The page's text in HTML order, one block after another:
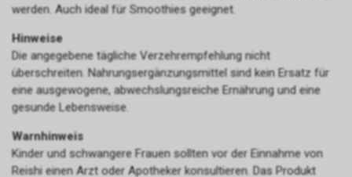
werden. Auch ideal für Smoothies geeignet.
Hinweise
Die angegebene tägliche Verzehrempfehlung nicht
überschreiten. Nahrungsergänzungsmittel sind kein Ersatz für
eine ausgewogene, abwechslungsreiche Ernährung und eine
gesunde Lebensweise.
Warnhinweis
Kinder und schwangere Frauen sollten vor der Einnahme von
Reishi einen Arzt oder Apotheker konsultieren. Das Produkt